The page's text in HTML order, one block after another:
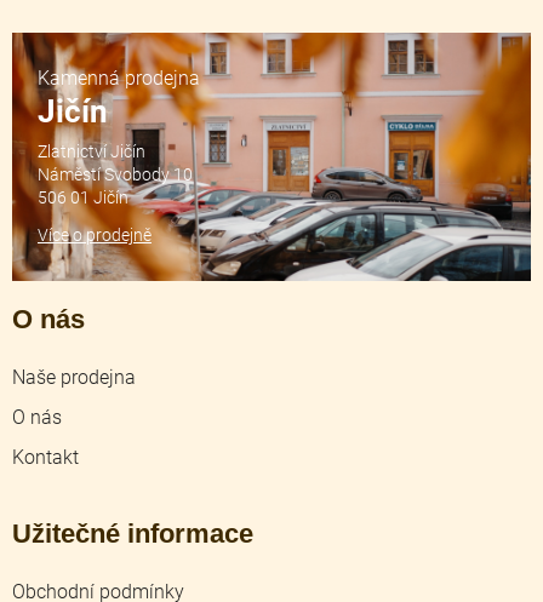
O nás
Naše prodejna
O nás
Kontakt
Užitečné informace
Obchodní podmínky
Kamenná prodejna
Jičín
Zlatnictví Jičín
Náměstí Svobody 10
506 01 Jičín
Více o prodejně